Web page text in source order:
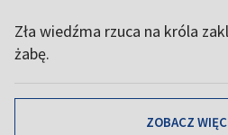
Zła wiedźma rzuca na króla
żabę.
ZOBACZ